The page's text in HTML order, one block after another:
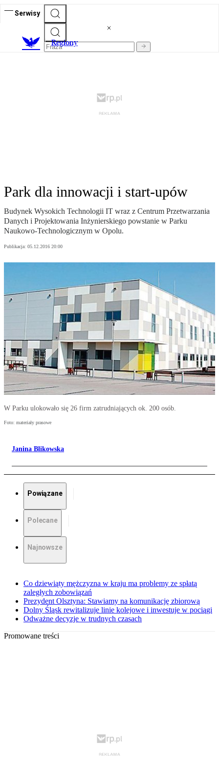
Serwisy
Regiony
Park dla innowacji i start-upów
Budynek Wysokich Technologii IT wraz z Centrum Przetwarzania
Danych i Projektowania Inżynierskiego powstanie w Parku
Naukowo-Technologicznym w Opolu.
Publikacja: 05.12.2016 20:00
W Parku ulokowało się 26 firm zatrudniających ok. 200 osób.
Foto: materiały prasowe
Janina Blikowska
Powiązane
Polecane
Najnowsze
Co dziewiąty mężczyzna w kraju ma problemy ze spłatą
zaległych zobowiązań
Prezydent Olsztyna: Stawiamy na komunikację zbiorową
Dolny Śląsk rewitalizuje linie kolejowe i inwestuje w pociągi
Odważne decyzje w trudnych czasach
Promowane treści